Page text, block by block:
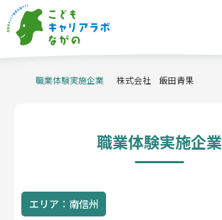
体験申込・相談
当サイトについて
職業体験支援コーディネーター
職業体験実施企業 株式会社 飯田青果
職業体験実施企業
エリア：南信州